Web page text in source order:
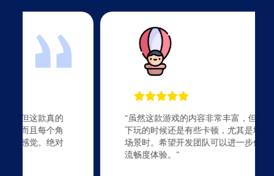
“虽然这款游戏的内容非常丰富，但我在高画质
下玩的时候还是有些卡顿，尤其是城市或复杂
场景时。希望开发团队可以进一步优化，提升